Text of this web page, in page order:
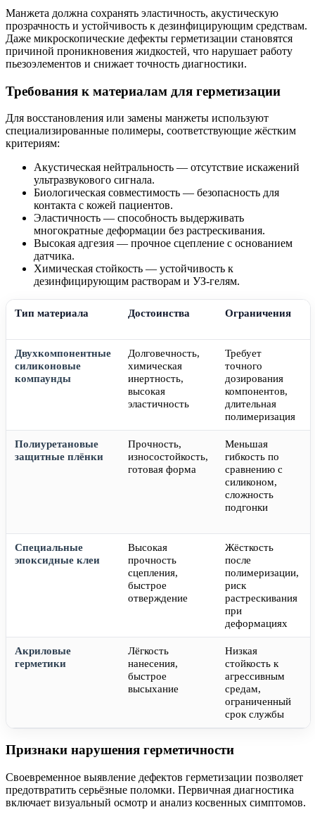
Манжета должна сохранять эластичность, акустическую
прозрачность и устойчивость к дезинфицирующим средствам.
Даже микроскопические дефекты герметизации становятся
причиной проникновения жидкостей, что нарушает работу
пьезоэлементов и снижает точность диагностики.
Требования к материалам для герметизации
Для восстановления или замены манжеты используют
специализированные полимеры, соответствующие жёстким
критериям:
Акустическая нейтральность — отсутствие искажений
ультразвукового сигнала.
Биологическая совместимость — безопасность для
контакта с кожей пациентов.
Эластичность — способность выдерживать
многократные деформации без растрескивания.
Высокая адгезия — прочное сцепление с основанием
датчика.
Химическая стойкость — устойчивость к
дезинфицирующим растворам и УЗ-гелям.
Тип материала Достоинства Ограничения
Двухкомпонентные
силиконовые
компаунды
Долговечность,
химическая
инертность,
высокая
эластичность
Требует
точного
дозирования
компонентов,
длительная
полимеризация
Полиуретановые
защитные плёнки
Прочность,
износостойкость,
готовая форма
Меньшая
гибкость по
сравнению с
силиконом,
сложность
подгонки
Специальные
эпоксидные клеи
Высокая
прочность
сцепления,
быстрое
отверждение
Жёсткость
после
полимеризации,
риск
растрескивания
при
деформациях
Акриловые
герметики
Лёгкость
нанесения,
быстрое
высыхание
Низкая
стойкость к
агрессивным
средам,
ограниченный
срок службы
Признаки нарушения герметичности
Своевременное выявление дефектов герметизации позволяет
предотвратить серьёзные поломки. Первичная диагностика
включает визуальный осмотр и анализ косвенных симптомов.